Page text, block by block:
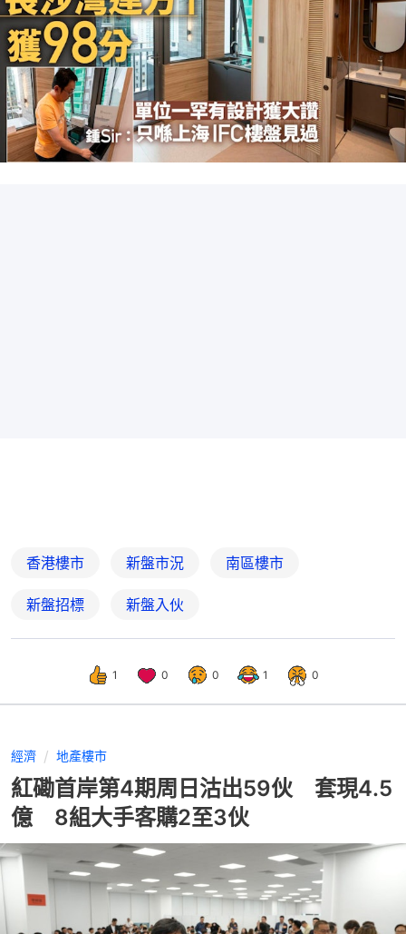
香港樓市 新盤市況 南區樓市
新盤招標 新盤入伙
1 0 0 1 0
經濟 地產樓市
紅磡首岸第4期周日沽出59伙 套現4.5
億 8組大手客購2至3伙